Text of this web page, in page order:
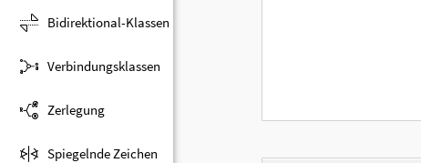
Bidirektional-Klassen
Verbindungsklassen
Zerlegung
Spiegelnde Zeichen